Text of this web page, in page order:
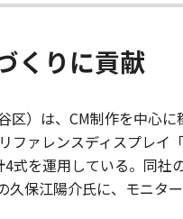
くりに貢献
区）は、CM制作を中心
ファレンスディスプレイ
式を運用している。同
久保江陽介氏に、モニタ